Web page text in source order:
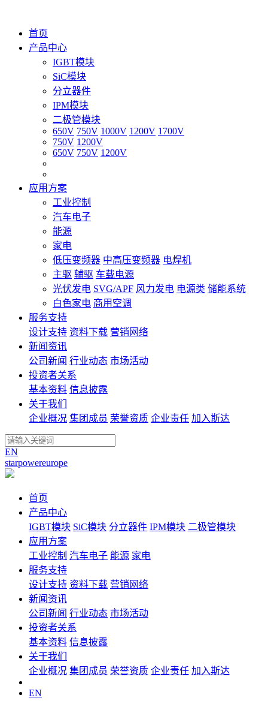
首页
产品中心
IGBT模块
SiC模块
分立器件
IPM模块
二极管模块
650V 750V 1000V 1200V 1700V
750V 1200V
650V 750V 1200V
应用方案
工业控制
汽车电子
能源
家电
低压变频器 中高压变频器 电焊机
主驱 辅驱 车载电源
光伏发电 SVG/APF 风力发电 电源类 储能系统
白色家电 商用空调
服务支持
设计支持 资料下载 营销网络
新闻资讯
公司新闻 行业动态 市场活动
投资者关系
基本资料 信息披露
关于我们
企业概况 集团成员 荣誉资质 企业责任 加入斯达
EN
starpowereurope
首页
产品中心
IGBT模块 SiC模块 分立器件 IPM模块 二极管模块
应用方案
工业控制 汽车电子 能源 家电
服务支持
设计支持 资料下载 营销网络
新闻资讯
公司新闻 行业动态 市场活动
投资者关系
基本资料 信息披露
关于我们
企业概况 集团成员 荣誉资质 企业责任 加入斯达
EN